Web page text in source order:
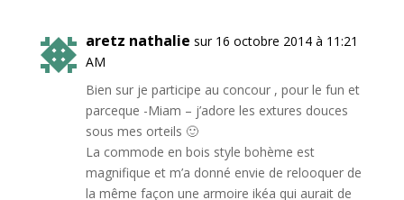
aretz nathalie sur 16 octobre 2014 à 11:21
AM
Bien sur je participe au concour , pour le fun et
parceque -Miam – j’adore les extures douces
sous mes orteils 🙂
La commode en bois style bohème est
magnifique et m’a donné envie de relooquer de
la même façon une armoire ikéa qui aurait de